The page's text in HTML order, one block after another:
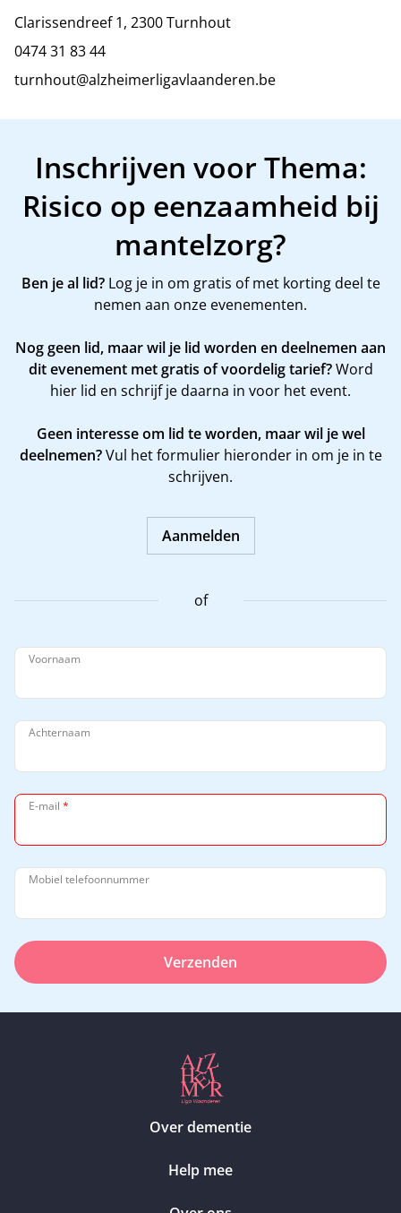
Clarissendreef 1, 2300 Turnhout
0474 31 83 44
turnhout@alzheimerligavlaanderen.be
Inschrijven voor Thema:
Risico op eenzaamheid bij
mantelzorg?
Ben je al lid?Log je in om gratis of met korting deel te
nemen aan onze evenementen.
Nog geen lid, maar wil je lid worden en deelnemen aan
dit evenement met gratis of voordelig tarief?Word
hier lid en schrijf je daarna in voor het event.
Geen interesse om lid te worden, maar wil je wel
deelnemen?Vul het formulier hieronder in om je in te
schrijven.
Aanmelden
of
Voornaam
Achternaam
E-mail *
Mobiel telefoonnummer
Verzenden
Over dementie
Help mee